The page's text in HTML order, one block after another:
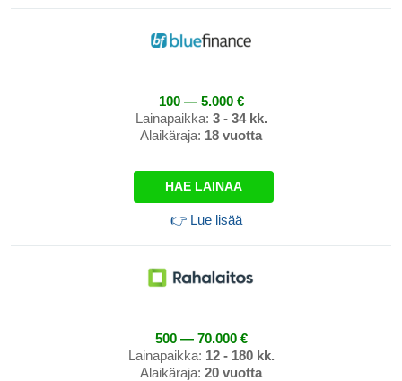
100 — 5.000 €
Lainapaikka: 3 - 34 kk.
Alaikäraja: 18 vuotta
HAE LAINAA
👉 Lue lisää
500 — 70.000 €
Lainapaikka: 12 - 180 kk.
Alaikäraja: 20 vuotta